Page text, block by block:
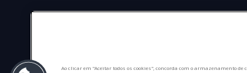
Ao clicar em "Aceitar todos os cookies", concorda com o armazenamento